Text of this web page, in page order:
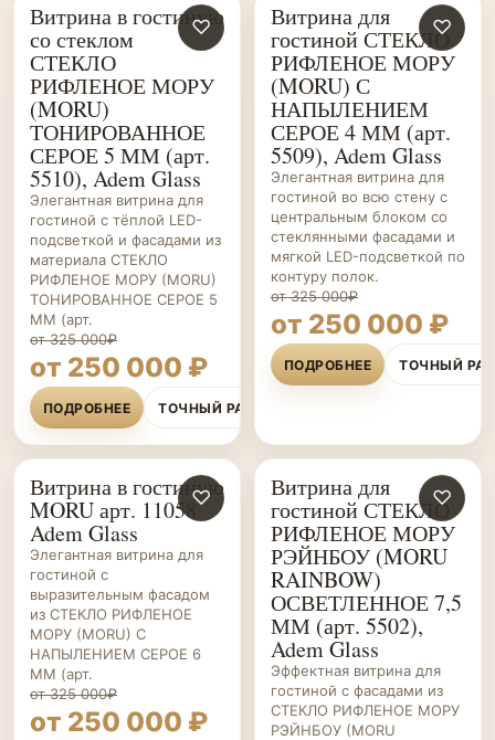
ГОСТИНЫЕ НА ЗАКАЗ
♡
Витрина в гостиную
со стеклом
СТЕКЛО
РИФЛЕНОЕ МОРУ
(MORU)
ТОНИРОВАННОЕ
СЕРОЕ 5 ММ (арт.
5510), Adem Glass
Элегантная витрина для
гостиной с тёплой LED-
подсветкой и фасадами из
материала СТЕКЛО
РИФЛЕНОЕ МОРУ (MORU)
ТОНИРОВАННОЕ СЕРОЕ 5
ММ (арт.
от 325 000₽
от 250 000 ₽
ПОДРОБНЕЕ ТОЧНЫЙ РАСЧЁТ
ГОСТИНЫЕ НА ЗАКАЗ
♡
Витрина для
гостиной СТЕКЛО
РИФЛЕНОЕ МОРУ
(MORU) С
НАПЫЛЕНИЕМ
СЕРОЕ 4 ММ (арт.
5509), Adem Glass
Элегантная витрина для
гостиной во всю стену с
центральным блоком со
стеклянными фасадами и
мягкой LED-подсветкой по
контуру полок.
от 325 000₽
от 250 000 ₽
ПОДРОБНЕЕ ТОЧНЫЙ
ГОСТИНЫЕ НА ЗАКАЗ
♡
Витрина в гостиную
MORU арт. 11058
Adem Glass
Элегантная витрина для
гостиной с
выразительным фасадом
из СТЕКЛО РИФЛЕНОЕ
МОРУ (MORU) С
НАПЫЛЕНИЕМ СЕРОЕ 6
ММ (арт.
от 325 000₽
от 250 000 ₽
ГОСТИНЫЕ НА ЗАКАЗ
♡
Витрина для
гостиной СТЕКЛО
РИФЛЕНОЕ МОРУ
РЭЙНБОУ (MORU
RAINBOW)
ОСВЕТЛЕННОЕ 7,5
ММ (арт. 5502),
Adem Glass
Эффектная витрина для
гостиной с фасадами из
СТЕКЛО РИФЛЕНОЕ МОРУ
РЭЙНБОУ (MORU